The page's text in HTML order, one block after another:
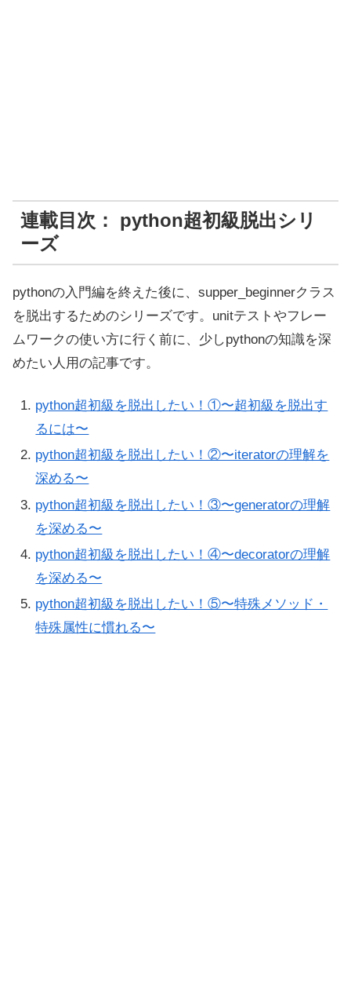
連載目次： python超初級脱出シリ
ーズ
pythonの入門編を終えた後に、supper_beginnerクラス
を脱出するためのシリーズです。unitテストやフレー
ムワークの使い方に行く前に、少しpythonの知識を深
めたい人用の記事です。
python超初級を脱出したい！①〜超初級を脱出す
るには〜
python超初級を脱出したい！②〜iteratorの理解を
深める〜
python超初級を脱出したい！③〜generatorの理解
を深める〜
python超初級を脱出したい！④〜decoratorの理解
を深める〜
python超初級を脱出したい！⑤〜特殊メソッド・
特殊属性に慣れる〜